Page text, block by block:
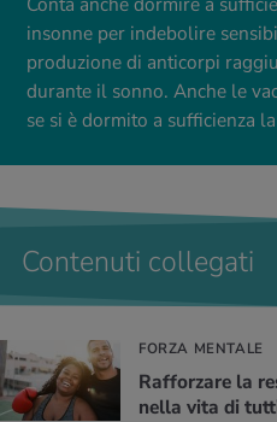
insonne per indebolire
produzione di anticorpi
durante il sonno. Anche le
se si è dormito a sufficienza
Contenuti collegati
FORZA MENTALE
Raf­for­za­re la
nella vita di